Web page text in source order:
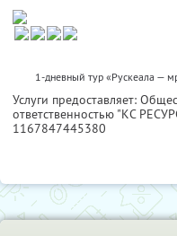
1-дневный тур «Рускеала —
Услуги предоставляет:
ответственностью "КС
1167847445380